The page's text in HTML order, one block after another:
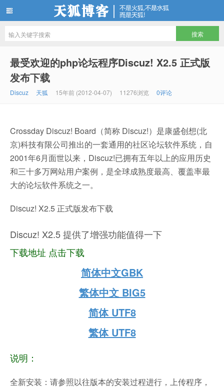
最受欢迎的php论坛程序Discuz! X2.5 正式版
发布下载
Discuz 天狐 15年前 (2012-04-07) 11276浏览 0评论
Crossday Discuz! Board（简称 Discuz!）是康盛创想(北
京)科技有限公司推出的一套通用的社区论坛软件系统，自
2001年6月面世以来，Discuz!已拥有五年以上的应用历史
和三十多万网站用户案例，是全球成熟度最高、覆盖率最
大的论坛软件系统之一。
Discuz! X2.5 正式版发布下载
Discuz! X2.5 提供了增强功能值得一下
下载地址 点击下载
简体中文GBK
繁体中文 BIG5
简体 UTF8
繁体 UTF8
说明：
全新安装：请参照以往版本的安装过程进行，上传程序，